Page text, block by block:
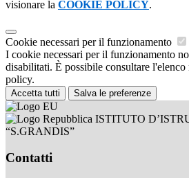
visionare la COOKIE POLICY.
Cookie necessari per il funzionamento
I cookie necessari per il funzionamento
disabilitati. È possibile consultare
policy.
Accetta tutti Salva le preferenze
ISTITUTO
“S.GRANDIS”
Contatti